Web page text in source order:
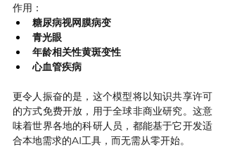
作用：
糖尿病视网膜病变
青光眼
年龄相关性黄斑变性
心血管疾病
更令人振奋的是，这个模型将以知识共享许可
的方式免费开放，用于全球非商业研究。这意
味着世界各地的科研人员，都能基于它开发适
合本地需求的AI工具，而无需从零开始。